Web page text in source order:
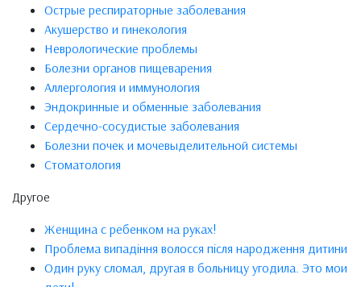
Острые респираторные заболевания
Акушерство и гинекология
Неврологические проблемы
Болезни органов пищеварения
Аллергология и иммунология
Эндокринные и обменные заболевания
Сердечно-сосудистые заболевания
Болезни почек и мочевыделительной системы
Стоматология
Другое
Женщина с ребенком на руках!
Проблема випадіння волосся після народження дитини
Один руку сломал, другая в больницу угодила. Это мои